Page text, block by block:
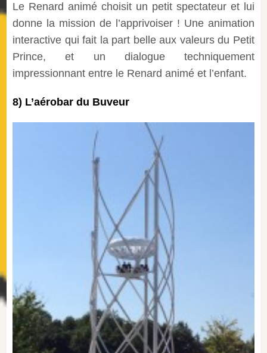
Le Renard animé choisit un petit spectateur et lui
donne la mission de l’apprivoiser ! Une animation
interactive qui fait la part belle aux valeurs du Petit
Prince, et un dialogue techniquement
impressionnant entre le Renard animé et l’enfant.
8) L’aérobar du Buveur